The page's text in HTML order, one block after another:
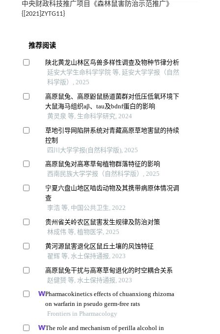
中央财政科技推广项目《森林鼠害防治示范推广》
{[2021]ZYTG11}